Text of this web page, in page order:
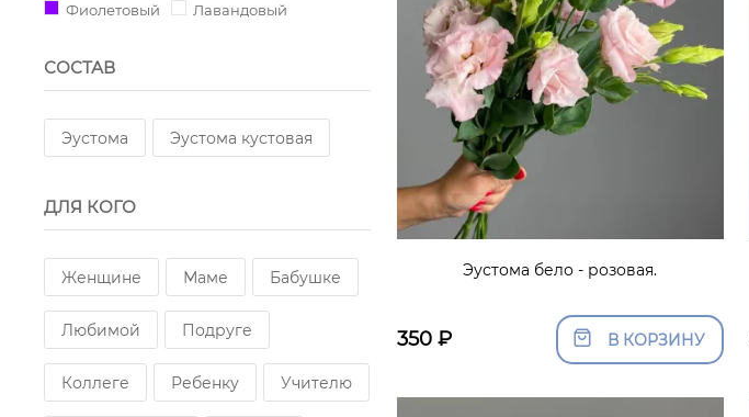
Фиолетовый
Лавандовый
СОСТАВ
Эустома Эустома кустовая
ДЛЯ КОГО
Женщине Маме Бабушке
Любимой Подруге
Коллеге Ребенку Учителю
Эустома бело - розовая.
350 ₽ В КОРЗИНУ